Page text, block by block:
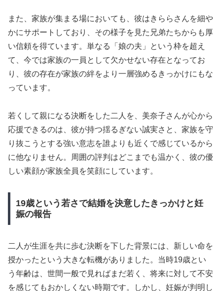
また、家族が集まる場においても、彼はきららさんを細や
かにサポートしており、その様子を見た兄弟たちからも厚
い信頼を得ています。単なる「娘の夫」という枠を超え
て、今では家族の一員として欠かせない存在となってお
り、彼の存在が家族の絆をより一層強めるきっかけにもな
っています。
若くして親になる決断をした二人を、美奈子さんが心から
応援できるのは、彼が持つ揺るぎない誠実さと、家族を守
り抜こうとする強い意志を誰よりも近くで感じているから
に他なりません。周囲の評判はどこまでも温かく、彼の優
しい素顔が家族全員を笑顔にしています。
19歳という若さで結婚を決意したきっかけと妊
娠の報告
二人が生涯を共に歩む決断を下した背景には、新しい命を
授かったという大きな転機がありました。当時19歳とい
う年齢は、世間一般で見ればまだ若く、将来に対して不安
を感じてもおかしくない時期です。しかし、妊娠が判明し